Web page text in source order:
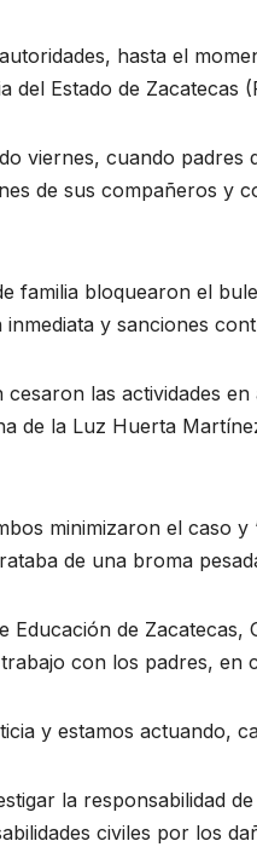
hasta el
del Estado de Zacatecas
viernes, cuando
de sus compañeros y
familia bloquearon el
y sanciones
cesaron las actividades
de la Luz Huerta
minimizaron el caso
de una broma
Educación de
con los padres, en
y estamos actuando,
la responsabilidad
civiles por los